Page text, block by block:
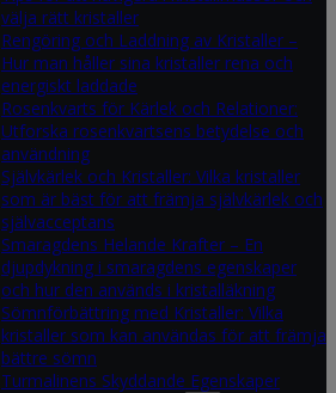
välja rätt kristaller
Rengöring och Laddning av Kristaller –
Hur man håller sina kristaller rena och
energiskt laddade
Rosenkvarts för Kärlek och Relationer:
Utforska rosenkvartsens betydelse och
användning
Självkärlek och Kristaller: Vilka kristaller
som är bäst för att främja självkärlek och
självacceptans
Smaragdens Helande Krafter – En
djupdykning i smaragdens egenskaper
och hur den används i kristalläkning
Sömnförbättring med Kristaller: Vilka
kristaller som kan användas för att främja
bättre sömn
Turmalinens Skyddande Egenskaper